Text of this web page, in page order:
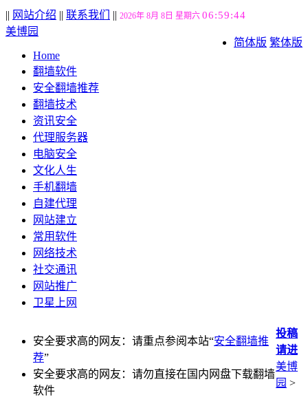
|| 网站介绍 || 联系我们 || 2026年 8月 8日 星期六 06:59:45
简体版 繁体版
美博园
Home
翻墙软件
安全翻墙推荐
翻墙技术
资讯安全
代理服务器
电脑安全
文化人生
手机翻墙
自建代理
网站建立
常用软件
网络技术
社交通讯
网站推广
卫星上网
安全要求高的网友：请重点参阅本站“安全翻墙推
荐”
安全要求高的网友：请勿直接在国内网盘下载翻墙
软件
投稿
请进
美博
园 >